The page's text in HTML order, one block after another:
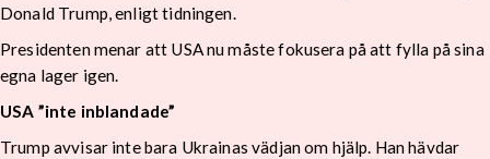
Donald Trump, enligt tidningen.
Presidenten menar att USA nu måste fokusera på att fylla på sina
egna lager igen.
USA ”inte inblandade”
Trump avvisar inte bara Ukrainas vädjan om hjälp. Han hävdar